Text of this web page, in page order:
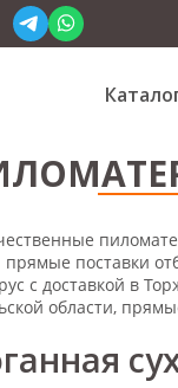
прямые поставки
с доставкой в
области,